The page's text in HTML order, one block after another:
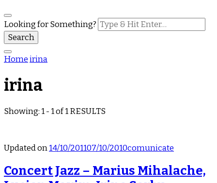
Looking for Something?
Homeirina
irina
Showing: 1 - 1 of 1 RESULTS
Updated on14/10/201107/10/2010comunicate
Concert Jazz – Marius Mihalache,